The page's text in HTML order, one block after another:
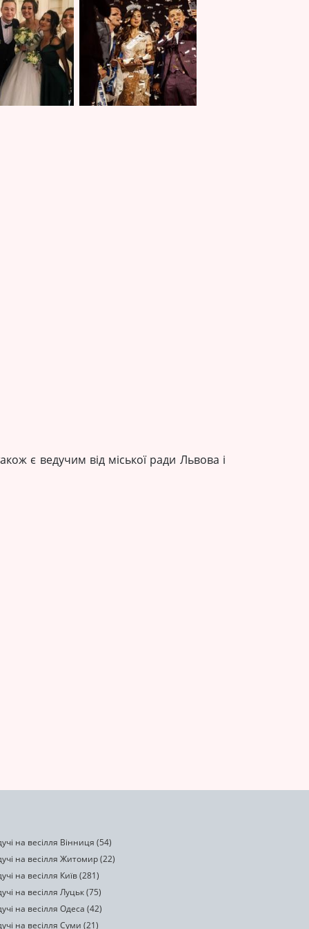
є ведучим від міської ради Львова і
на весілля Вінниця (54)
на весілля Житомир (22)
на весілля Київ (281)
на весілля Луцьк (75)
на весілля Одеса (42)
на весілля Суми (21)